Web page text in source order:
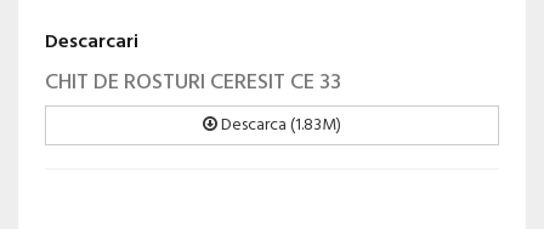
Descarcari
CHIT DE ROSTURI CERESIT CE 33
Descarca (1.83M)